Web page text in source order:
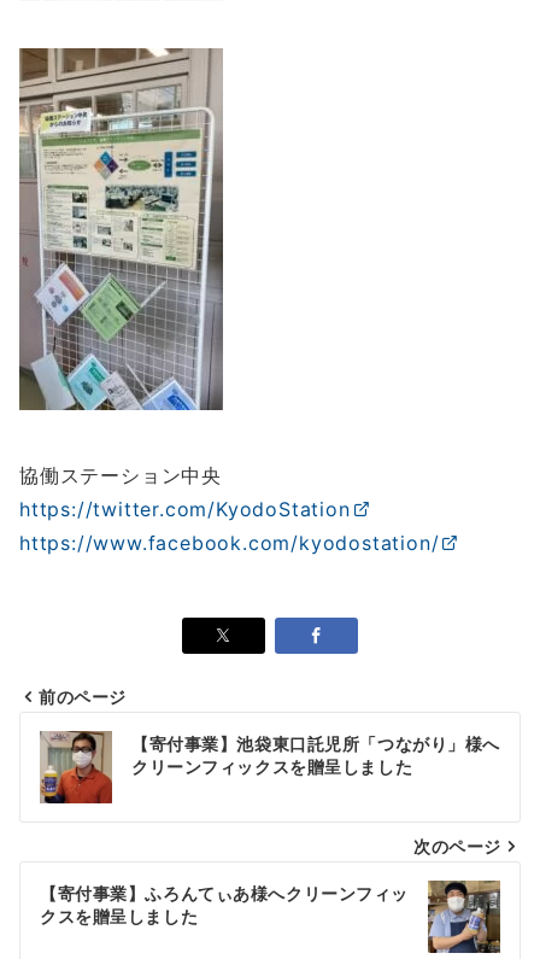
協働ステーション中央
https://twitter.com/KyodoStation
https://www.facebook.com/kyodostation/
投
稿
ナ
ビ
ー
前のページ
【寄付事業】池袋東口託児所「つながり」様へ
クリーンフィックスを贈呈しました
次のページ
【寄付事業】ふろんてぃあ様へクリーンフィッ
クスを贈呈しました